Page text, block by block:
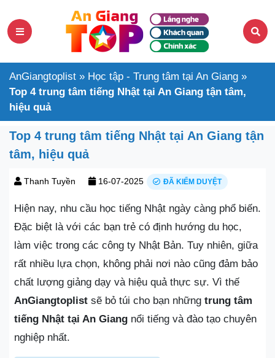
AnGiangtoplist » Học tập - Trung tâm tại An Giang »
Top 4 trung tâm tiếng Nhật tại An Giang tận tâm,
hiệu quả
Top 4 trung tâm tiếng Nhật tại An Giang tận
tâm, hiệu quả
Thanh Tuyền 16-07-2025 ĐÃ KIỂM DUYỆT
Hiện nay, nhu cầu học tiếng Nhật ngày càng phổ biến.
Đặc biệt là với các bạn trẻ có định hướng du học,
làm việc trong các công ty Nhật Bản. Tuy nhiên, giữa
rất nhiều lựa chọn, không phải nơi nào cũng đảm bảo
chất lượng giảng dạy và hiệu quả thực sự. Vì thế
AnGiangtoplist sẽ bỏ túi cho bạn những trung tâm
tiếng Nhật tại An Giang nổi tiếng và đào tạo chuyên
nghiệp nhất.